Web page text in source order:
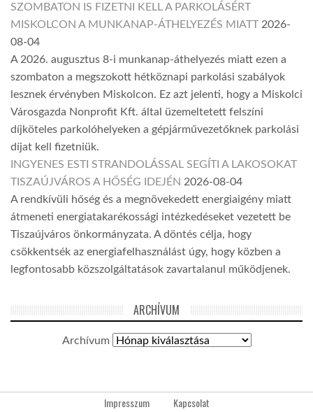
SZOMBATON IS FIZETNI KELL A PARKOLÁSÉRT
MISKOLCON A MUNKANAP-ÁTHELYEZÉS MIATT 2026-
08-04
A 2026. augusztus 8-i munkanap-áthelyezés miatt ezen a
szombaton a megszokott hétköznapi parkolási szabályok
lesznek érvényben Miskolcon. Ez azt jelenti, hogy a Miskolci
Városgazda Nonprofit Kft. által üzemeltetett felszíni
díjköteles parkolóhelyeken a gépjárművezetőknek parkolási
díjat kell fizetniük.
INGYENES ESTI STRANDOLÁSSAL SEGÍTI A LAKOSOKAT
TISZAÚJVÁROS A HŐSÉG IDEJÉN 2026-08-04
A rendkívüli hőség és a megnövekedett energiaigény miatt
átmeneti energiatakarékossági intézkedéseket vezetett be
Tiszaújváros önkormányzata. A döntés célja, hogy
csökkentsék az energiafelhasználást úgy, hogy közben a
legfontosabb közszolgáltatások zavartalanul működjenek.
ARCHÍVUM
Archívum
Impresszum Kapcsolat